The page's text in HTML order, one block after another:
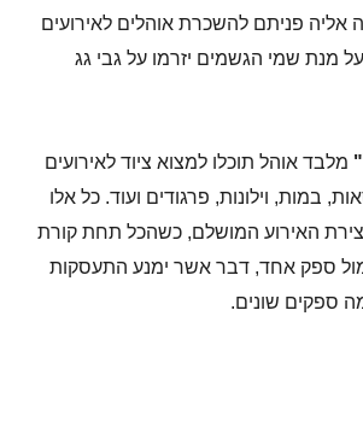
פניתם להשכרת אוהלים לאירועים
מנת שמי הגשמים יזרמו על גבי גג
מלבד אוהל תוכלו למצוא ציוד לאירועים
במות, וילונות, פרגודים ועוד. כל אלו
האירוע המושלם, כשהכל תחת קורת
ספק אחד, דבר אשר ימנע התעסקות
ספקים שונים.